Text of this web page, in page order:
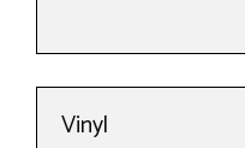
Vinyl